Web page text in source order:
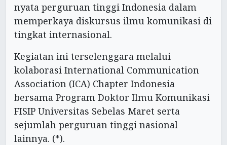
nyata perguruan tinggi Indonesia dalam
memperkaya diskursus ilmu komunikasi di
tingkat internasional.
Kegiatan ini terselenggara melalui
kolaborasi International Communication
Association (ICA) Chapter Indonesia
bersama Program Doktor Ilmu Komunikasi
FISIP Universitas Sebelas Maret serta
sejumlah perguruan tinggi nasional
lainnya. (*).